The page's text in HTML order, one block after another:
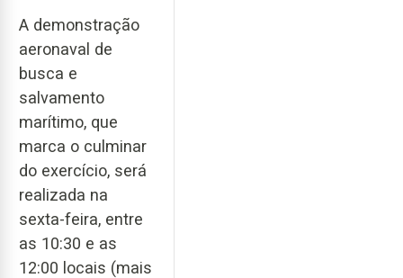
A demonstração
aeronaval de
busca e
salvamento
marítimo, que
marca o culminar
do exercício, será
realizada na
sexta-feira, entre
as 10:30 e as
12:00 locais (mais